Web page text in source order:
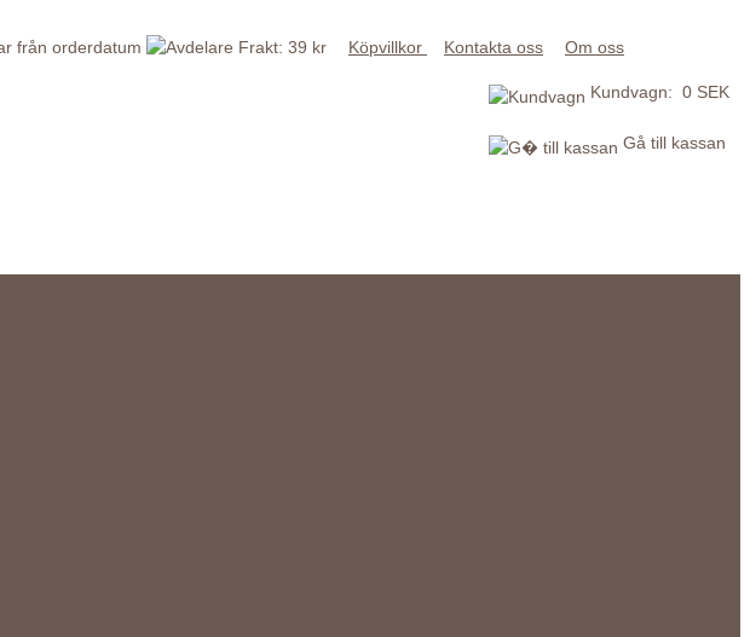
från orderdatum Frakt: 39 kr Köpvillkor Kontakta oss Om oss
Kundvagn: 0 SEK
Gå till kassan